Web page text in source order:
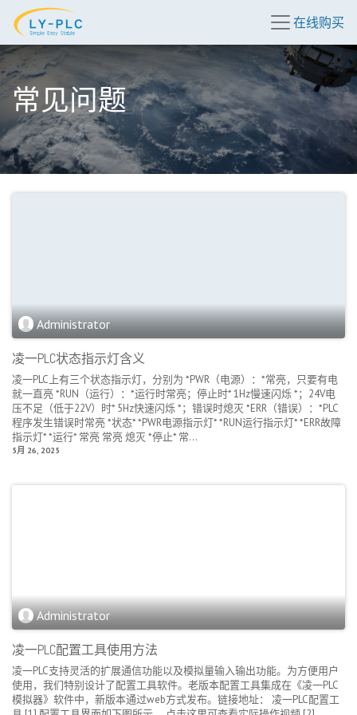
在线购买
常见问题
Administrator
凌一PLC状态指示灯含义
凌一PLC上有三个状态指示灯，分别为 *PWR（电源）：*常亮，只要有电
就一直亮 *RUN（运行）：*运行时常亮；停止时* 1Hz慢速闪烁 *；24V电
压不足（低于22V）时* 5Hz快速闪烁 *；错误时熄灭 *ERR（错误）：*PLC
程序发生错误时常亮 *状态* *PWR电源指示灯* *RUN运行指示灯* *ERR故障
指示灯* *运行* 常亮 常亮 熄灭 *停止* 常...
5月 26, 2025
Administrator
凌一PLC配置工具使用方法
凌一PLC支持灵活的扩展通信功能以及模拟量输入输出功能。为方便用户
使用，我们特别设计了配置工具软件。老版本配置工具集成在《凌一PLC
模拟器》软件中，新版本通过web方式发布。链接地址： 凌一PLC配置工